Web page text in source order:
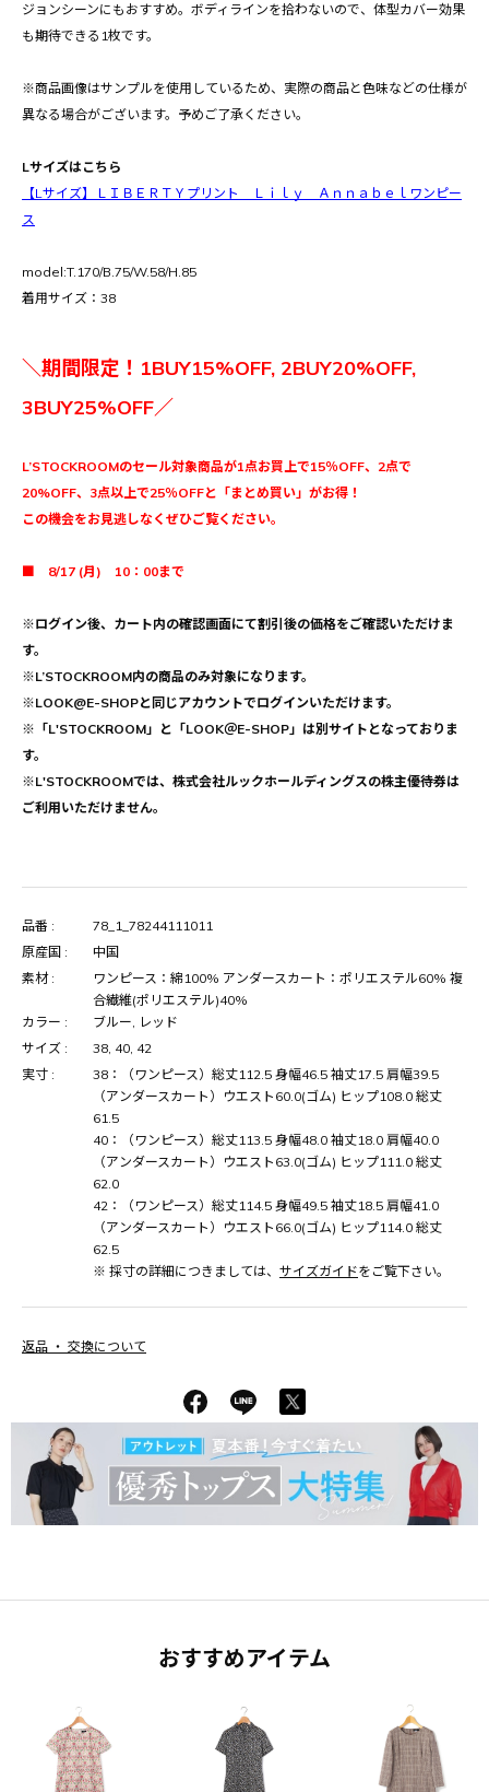
ジョンシーンにもおすすめ。ボディラインを拾わないので、体型カバー効果
も期待できる1枚です。
※商品画像はサンプルを使用しているため、実際の商品と色味などの仕様が
異なる場合がございます。予めご了承ください。
Lサイズはこちら
【Lサイズ】ＬＩＢＥＲＴＹプリント Ｌｉｌｙ Ａｎｎａｂｅｌワンピー
ス
model:T.170/B.75/W.58/H.85
着用サイズ：38
＼期間限定！1BUY15%OFF, 2BUY20%OFF,
3BUY25%OFF／
L’STOCKROOMのセール対象商品が1点お買上で15％OFF、2点で
20%OFF、3点以上で25％OFFと「まとめ買い」がお得！
この機会をお見逃しなくぜひご覧ください。
■ 8/17 (月) 10：00まで
※ログイン後、カート内の確認画面にて割引後の価格をご確認いただけま
す。
※L’STOCKROOM内の商品のみ対象になります。
※LOOK@E-SHOPと同じアカウントでログインいただけます。
※「L'STOCKROOM」と「LOOK＠E-SHOP」は別サイトとなっておりま
す。
※L'STOCKROOMでは、株式会社ルックホールディングスの株主優待券は
ご利用いただけません。
品番 :
78_1_78244111011
原産国 :
中国
素材 :
ワンピース：綿100% アンダースカート：ポリエステル60% 複
合繊維(ポリエステル)40%
カラー :
ブルー, レッド
サイズ :
38, 40, 42
実寸 :
38：（ワンピース）総丈112.5 身幅46.5 袖丈17.5 肩幅39.5
（アンダースカート）ウエスト60.0(ゴム) ヒップ108.0 総丈
61.5
40：（ワンピース）総丈113.5 身幅48.0 袖丈18.0 肩幅40.0
（アンダースカート）ウエスト63.0(ゴム) ヒップ111.0 総丈
62.0
42：（ワンピース）総丈114.5 身幅49.5 袖丈18.5 肩幅41.0
（アンダースカート）ウエスト66.0(ゴム) ヒップ114.0 総丈
62.5
※ 採寸の詳細につきましては、 サイズガイドをご覧下さい。
返品 ・ 交換について
おすすめアイテム